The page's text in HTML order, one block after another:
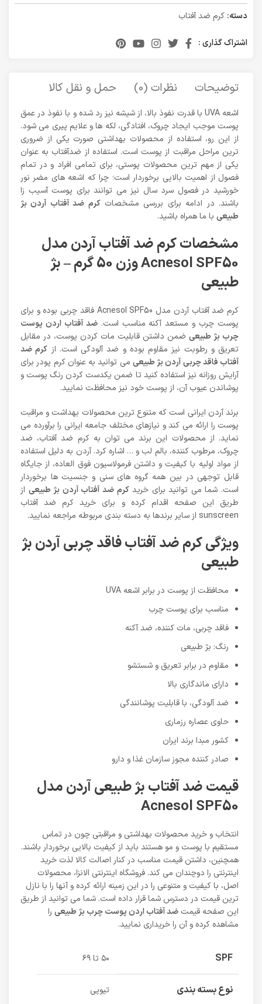
دسته: کرم ضد آفتاب
اشتراک گذاری :
توضیحات نظرات (0) حمل و نقل کالا
اشعه UVA با قدرت نفوذ بالا، از شیشه نیز رد شده و با نفوذ در عمق
پوست موجب ایجاد چروک، افتادگی، لکه ها و علایم پیری می شود.
از این رو، استفاده از محصولات بهداشتی صورت یکی از ضروری
ترین مراحل مراقبت از پوست است. استفاده از ضدآفتاب به عنوان
یکی از مهم ترین محصولات پوستی، برای تمامی افراد و در تمام
فصول از اهمیت بالایی برخوردار است؛ چرا که اشعه های مضر نور
خورشید در فصول سرد سال نیز می توانند برای پوست آسیب زا
باشند. در ادامه برای بررسی مشخصاتکرم ضد آفتاب آردن بژ
طبیعی با ما همراه باشید.
مشخصات کرم ضد آفتاب آردن مدل
Acnesol SPF50 وزن 50 گرم – بژ
طبیعی
کرم ضد آفتاب آردن مدل Acnesol SPF50 فاقد چربی بوده و برای
پوست چرب و مستعد آکنه مناسب است.ضد آفتاب اردن پوست
چرب بژ طبیعی ضمن داشتن قابلیت مات کردن پوست، در مقابل
تعریق و رطوبت نیز مقاوم بوده و ضد آلودگی است. از کرم ضد
آفتاب فاقد چربی آردن بژ طبیعی می توانید به عنوان کرم پودر برای
آرایش روزانه نیز استفاده کنید تا ضمن یکدست کردن رنگ پوست و
پوشاندن عیوب آن، از پوست خود نیز محافظت نمایید.
برند آردن ایرانی است که متنوع ترین محصولات بهداشت و مراقبت
پوست را ارائه می کند و نیازهای مختلف جامعه ایرانی را برآورده می
نماید. از محصولات این برند می توان به کرم ضد آفتاب، ضد
چروک، مرطوب کننده، بالم لب و … اشاره کرد. آردن به دلیل استفاده
از مواد اولیه با کیفیت و داشتن فرمولاسیون فوق العاده، از جایگاه
قابل توجهی در بین همه گروه های سنی و جنسیت ها برخوردار
است. شما می توانید برای خریدکرم ضد آفتاب آردن بژ طبیعی از
طریق این صفحه اقدام کرده و برای خرید کرم ضد آفتاب
sunscreen از سایر برندها به دسته بندی مربوطه مراجعه نمایید.
ویژگی کرم ضد آفتاب فاقد چربی آردن بژ
طبیعی
محافظت از پوست در برابر اشعه UVA
مناسب برای پوست چرب
فاقد چربی، مات کننده، ضد آکنه
رنگ: بژ طبیعی
مقاوم در برابر تعریق و شستشو
دارای ماندگاری بالا
ضد آلودگی، با قابلیت پوشانندگی
حاوی عصاره رزماری
کشور مبدا برند ایران
صادر کننده مجوز سازمان غذا و دارو
قیمت ضد آفتاب بژ طبیعی آردن مدل
Acnesol SPF50
انتخاب و خرید محصولات بهداشتی و مراقبتی چون در تماس
مستقیم با پوست و مو هستند باید از کیفیت بالایی برخوردار باشند.
همچنین، داشتن قیمت مناسب در کنار اصالت کالا لذت خرید
اینترنتی را دوچندان می کند. فروشگاه اینترنتی الانزا، محصولات
اصل، با کیفیت و متنوعی را در این زمینه ارائه کرده و آنها را با نازل
ترین قیمت در دسترس شما قرار داده است. شما می توانید از طریق
این صفحه قیمت ضد آفتاب اردن پوست چرب بژ طبیعی را
مشاهده کرده و آن را خریداری نمایید.
SPF ۵۰ تا ۶۹
نوع بسته بندی تیوپی